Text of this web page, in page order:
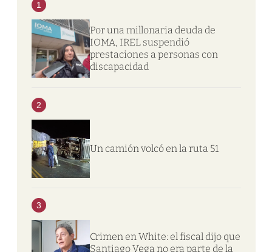
1
Por una millonaria deuda de
IOMA, IREL suspendió
prestaciones a personas con
discapacidad
2
Un camión volcó en la ruta 51
3
Crimen en White: el fiscal dijo que
Santiago Vega no era parte de la